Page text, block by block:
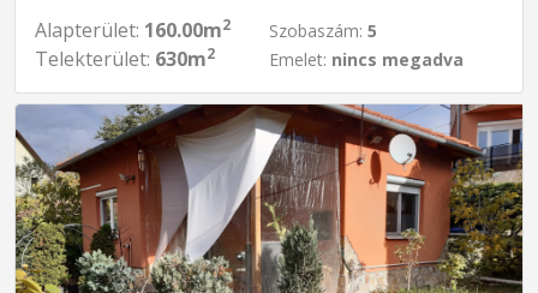
Alapterület: 160.00m2
Telekterület: 630m2
Szobaszám: 5
Emelet: nincs megadva